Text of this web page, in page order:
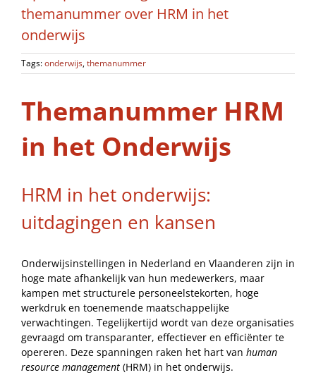
themanummer over HRM in het
onderwijs
Tags:onderwijs,themanummer
Themanummer HRM
in het Onderwijs
HRM in het onderwijs:
uitdagingen en kansen
Onderwijsinstellingen in Nederland en Vlaanderen zijn in
hoge mate afhankelijk van hun medewerkers, maar
kampen met structurele personeelstekorten, hoge
werkdruk en toenemende maatschappelijke
verwachtingen. Tegelijkertijd wordt van deze organisaties
gevraagd om transparanter, effectiever en efficiënter te
opereren. Deze spanningen raken het hart van human
resource management (HRM) in het onderwijs.